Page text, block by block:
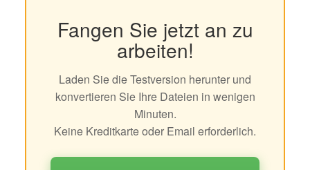
Fangen Sie jetzt an zu
arbeiten!
Laden Sie die Testversion herunter und
konvertieren Sie Ihre Dateien in wenigen
Minuten.
Keine Kreditkarte oder Email erforderlich.